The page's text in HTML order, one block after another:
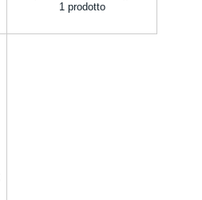
1 prodotto